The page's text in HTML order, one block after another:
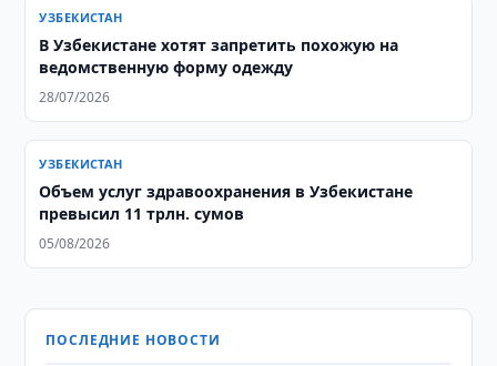
УЗБЕКИСТАН
В Узбекистане хотят запретить похожую на
ведомственную форму одежду
28/07/2026
УЗБЕКИСТАН
​​​​​​​Объем услуг здравоохранения в Узбекистане
превысил 11 трлн. сумов
05/08/2026
ПОСЛЕДНИЕ НОВОСТИ